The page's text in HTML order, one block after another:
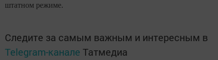
штатном режиме.
Следите за самым важным и интересным в
Telegram-канале Татмедиа